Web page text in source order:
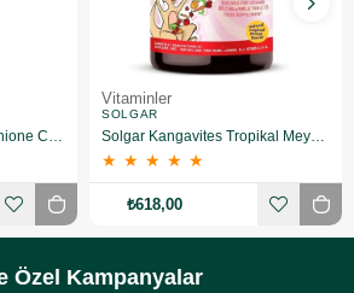
Voonka Vitamin C Glutathione Complex Efervesan 15 Tablet
Vitaminler
SOLGAR
Solgar Kangavites Tropikal Meyve Aromalı 60 Tablet
★ ★ ★ ★ ★
₺618,00
Özel Kampanyalar